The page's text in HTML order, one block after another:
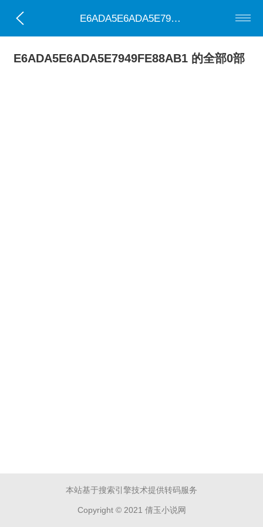
E6ADA5E6ADA5E7949FE88AB1
E6ADA5E6ADA5E7949FE88AB1 的全部0部
本站基于搜索引擎技术提供转码服务
Copyright © 2021 倩玉小说网